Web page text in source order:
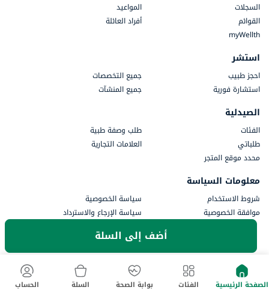
أضف إلى السلة
السجلات
المواعيد
القوائم
أفراد العائلة
myWellth
استشر
احجز طبيب
جميع التخصصات
استشارة فورية
جميع المنشآت
الصيدلية
الفئات
طلب وصفة طبية
طلباتي
العلامات التجارية
محدد موقع المتجر
معلومات السياسة
شروط الاستخدام
سياسة الخصوصية
موافقة الخصوصية
سياسة الإرجاع والاسترداد
المدفوعات
جزء من أستر دي إم للرعاية الصحية
الصفحة الرئيسية الفئات بوابة الصحة السلة الحساب